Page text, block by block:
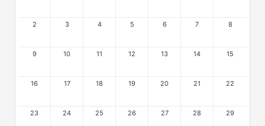
2 3 4 5 6 7 8
9 10 11 12 13 14 15
16 17 18 19 20 21 22
23 24 25 26 27 28 29